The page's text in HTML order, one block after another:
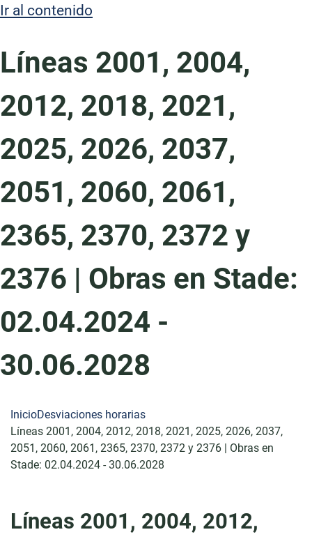
t
d
Ir al contenido
Líneas 2001, 2004,
2012, 2018, 2021,
2025, 2026, 2037,
2051, 2060, 2061,
2365, 2370, 2372 y
2376 | Obras en Stade:
02.04.2024 -
30.06.2028
InicioDesviaciones horarias
Líneas 2001, 2004, 2012, 2018, 2021, 2025, 2026, 2037,
2051, 2060, 2061, 2365, 2370, 2372 y 2376 | Obras en
Stade: 02.04.2024 - 30.06.2028
Líneas 2001, 2004, 2012,